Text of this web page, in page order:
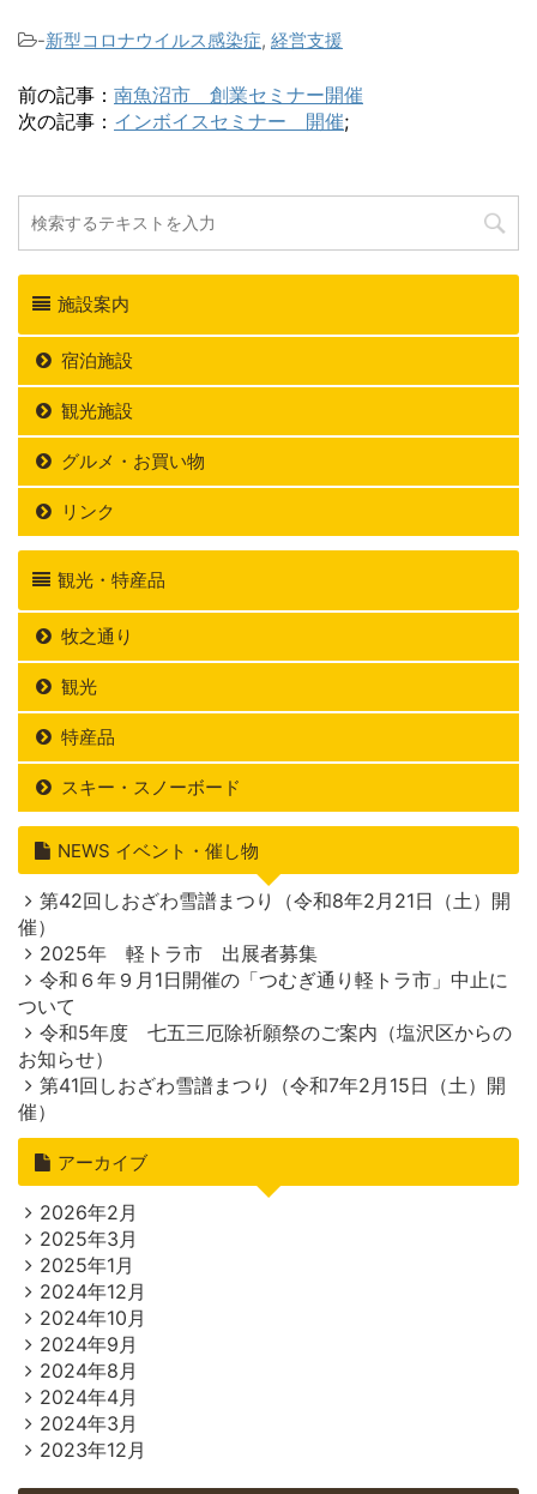
-新型コロナウイルス感染症, 経営支援
前の記事： 南魚沼市 創業セミナー開催
次の記事： インボイスセミナー 開催;
施設案内
宿泊施設
観光施設
グルメ・お買い物
リンク
観光・特産品
牧之通り
観光
特産品
スキー・スノーボード
NEWS イベント・催し物
第42回しおざわ雪譜まつり（令和8年2月21日（土）開
催）
2025年 軽トラ市 出展者募集
令和６年９月1日開催の「つむぎ通り軽トラ市」中止に
ついて
令和5年度 七五三厄除祈願祭のご案内（塩沢区からの
お知らせ）
第41回しおざわ雪譜まつり（令和7年2月15日（土）開
催）
アーカイブ
2026年2月
2025年3月
2025年1月
2024年12月
2024年10月
2024年9月
2024年8月
2024年4月
2024年3月
2023年12月